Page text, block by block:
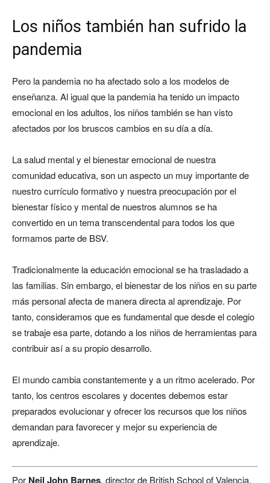
Los niños también han sufrido la
pandemia
Pero la pandemia no ha afectado solo a los modelos de
enseñanza. Al igual que la pandemia ha tenido un impacto
emocional en los adultos, los niños también se han visto
afectados por los bruscos cambios en su día a día.
La salud mental y el bienestar emocional de nuestra
comunidad educativa, son un aspecto un muy importante de
nuestro currículo formativo y nuestra preocupación por el
bienestar físico y mental de nuestros alumnos se ha
convertido en un tema transcendental para todos los que
formamos parte de BSV.
Tradicionalmente la educación emocional se ha trasladado a
las familias. Sin embargo, el bienestar de los niños en su parte
más personal afecta de manera directa al aprendizaje. Por
tanto, consideramos que es fundamental que desde el colegio
se trabaje esa parte, dotando a los niños de herramientas para
contribuir así a su propio desarrollo.
El mundo cambia constantemente y a un ritmo acelerado. Por
tanto, los centros escolares y docentes debemos estar
preparados evolucionar y ofrecer los recursos que los niños
demandan para favorecer y mejor su experiencia de
aprendizaje.
Por Neil John Barnes, director de British School of Valencia.